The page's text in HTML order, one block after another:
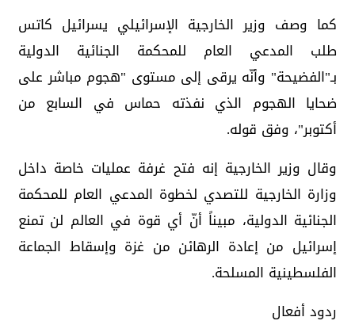
كما وصف وزير الخارجية الإسرائيلي يسرائيل كاتس
طلب المدعي العام للمحكمة الجنائية الدولية
بـ"الفضيحة" وأنّه يرقى إلى مستوى "هجوم مباشر على
ضحايا الهجوم الذي نفذته حماس في السابع من
أكتوبر"، وفق قوله.
وقال وزير الخارجية إنه فتح غرفة عمليات خاصة داخل
وزارة الخارجية للتصدي لخطوة المدعي العام للمحكمة
الجنائية الدولية، مبيناً أنّ أي قوة في العالم لن تمنع
إسرائيل من إعادة الرهائن من غزة وإسقاط الجماعة
الفلسطينية المسلحة.
ردود أفعال